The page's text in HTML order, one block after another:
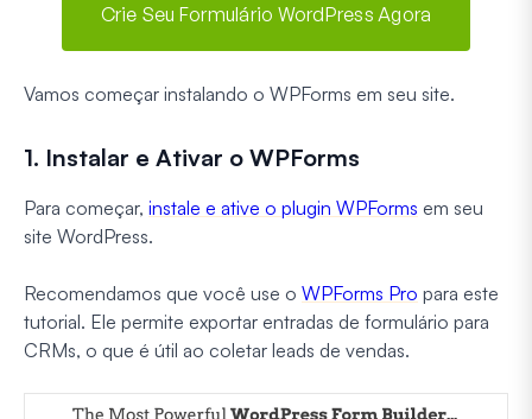
Crie Seu Formulário WordPress Agora
Vamos começar instalando o WPForms em seu site.
1. Instalar e Ativar o WPForms
Para começar, instale e ative o plugin WPForms em seu
site WordPress.
Recomendamos que você use o WPForms Pro para este
tutorial. Ele permite exportar entradas de formulário para
CRMs, o que é útil ao coletar leads de vendas.